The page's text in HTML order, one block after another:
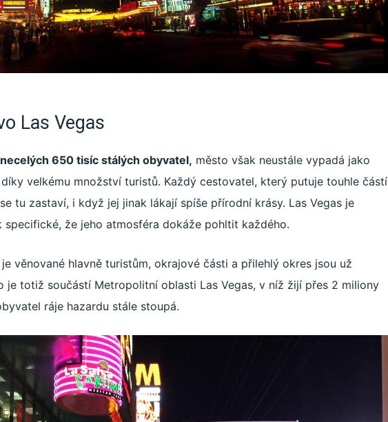
Las Vegas
650 tisíc stálých obyvatel, město však neustále vypadá jako
velkému množství turistů. Každý cestovatel, který putuje touhle částí
tu zastaví, i když jej jinak lákají spíše přírodní krásy. Las Vegas je
specifické, že jeho atmosféra dokáže pohltit každého.
věnované hlavně turistům, okrajové části a přilehlý okres jsou už
je totiž součástí Metropolitní oblasti Las Vegas, v níž žijí přes 2 miliony
ráje hazardu stále stoupá.